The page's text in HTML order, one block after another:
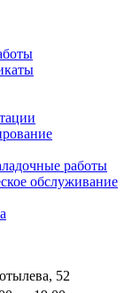
работы
обслуживание
52